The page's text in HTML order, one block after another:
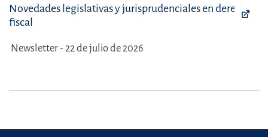
Novedades legislativas y jurisprudenciales en derecho
fiscal
Newsletter - 22 de julio de 2026